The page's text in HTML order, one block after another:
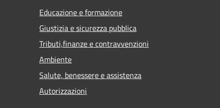
Educazione e formazione
Giustizia e sicurezza pubblica
Tributi,finanze e contravvenzioni
Ambiente
Salute, benessere e assistenza
Autorizzazioni